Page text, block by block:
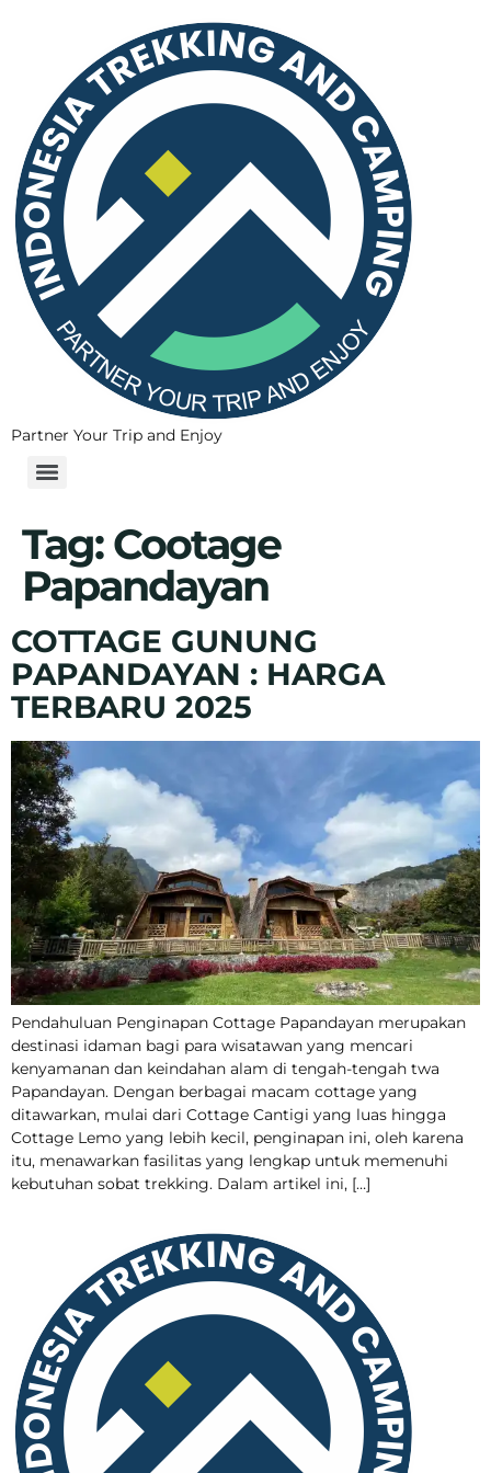
Partner Your Trip and Enjoy
Tag:Cootage
Papandayan
COTTAGE GUNUNG
PAPANDAYAN : HARGA
TERBARU 2025
Pendahuluan Penginapan Cottage Papandayan merupakan
destinasi idaman bagi para wisatawan yang mencari
kenyamanan dan keindahan alam di tengah-tengah twa
Papandayan. Dengan berbagai macam cottage yang
ditawarkan, mulai dari Cottage Cantigi yang luas hingga
Cottage Lemo yang lebih kecil, penginapan ini, oleh karena
itu, menawarkan fasilitas yang lengkap untuk memenuhi
kebutuhan sobat trekking. Dalam artikel ini, […]